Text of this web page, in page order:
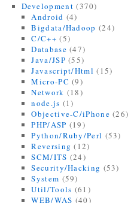
Development (370)
Android (4)
Bigdata/Hadoop (24)
C/C++ (5)
Database (47)
Java/JSP (55)
Javascript/Html (15)
Micro-PC (9)
Network (18)
node.js (1)
Objective-C/iPhone (26)
PHP/ASP (19)
Python/Ruby/Perl (53)
Reversing (12)
SCM/ITS (24)
Security/Hacking (53)
System (59)
Util/Tools (61)
WEB/WAS (40)